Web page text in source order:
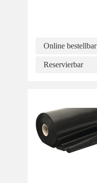
Online bestellbar
Reservierbar